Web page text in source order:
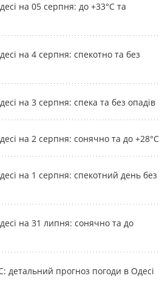
на 05 серпня: до +33°С та
на 4 серпня: спекотно та без
на 3 серпня: спека та без опадів
на 2 серпня: сонячно та до +28°С
на 1 серпня: спекотний день без
на 31 липня: сонячно та до
детальний прогноз погоди в Одесі